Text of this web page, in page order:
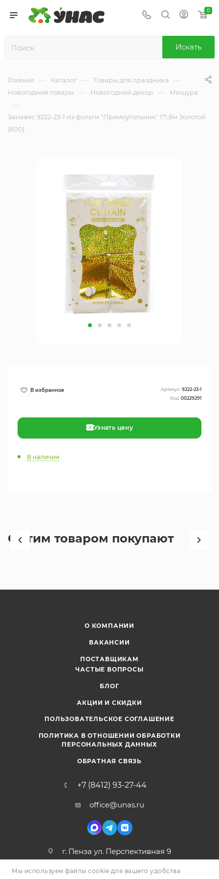
0
Искать
Главная — Каталог — Товары для праздника —
Новогодние товары — Новогодний декор — Мишура
—
Занавес 9222-23-1 из фольги "Прямоугольник" 1*1,8м Золотой
(600)
Артикул:9222-23-1
Код:00229291
Узнать цену
В наличии
С этим товаром покупают
О КОМПАНИИ
ВАКАНСИИ
ПОСТАВЩИКАМ
ЧАСТЫЕ ВОПРОСЫ
БЛОГ
АКЦИИ И СКИДКИ
ПОЛЬЗОВАТЕЛЬСКОЕ СОГЛАШЕНИЕ
ПОЛИТИКА В ОТНОШЕНИИ ОБРАБОТКИ
ПЕРСОНАЛЬНЫХ ДАННЫХ
ОБРАТНАЯ СВЯЗЬ
+7 (8412) 93-27-44
office@unas.ru
г. Пенза ул. Перспективная 9
Мы используем файлы cookie для вашего удобства